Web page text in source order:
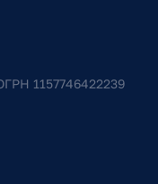
1157746422239